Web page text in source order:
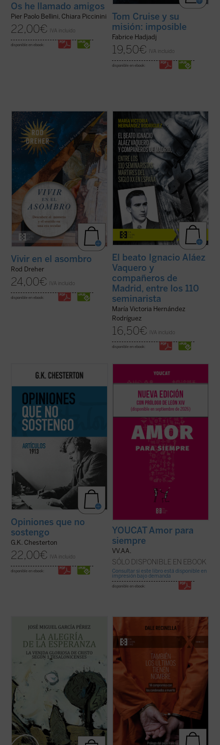
Os he llamado amigos
Pier Paolo Bellini, Chiara Piccinini
22,00€ IVA incluido
disponible en ebook:
Tom Cruise y su
misión: imposible
Fabrice Hadjadj
19,50€ IVA incluido
disponible en ebook:
Rod Dreher narra cómo Occidente fue
perdiendo su capacidad de asombrarse,
cómo se «desencantó», y muestra, con
ejemplos concretos y profundamente
humanos, que ese encantamiento no ha
desaparecido: simplemente hemos
olvidado el sentido de la ...
(ver ficha)
Vivir en el asombro
Rod Dreher
24,00€ IVA incluido
disponible en ebook:
La beatificación de estos 11 mártires, en
2026, coincide con el noventa aniversario
de la explosión sangrienta, en 1936, de la
persecución del siglo XX en España. La
postuladora de su Causa de beatificación
presenta aquí una breve pero ...
(ver ficha)
El beato Ignacio Aláez
Vaquero y
compañeros de
Madrid, entre los 110
seminarista
María Victoria Hernández
Rodríguez
16,50€ IVA incluido
disponible en ebook:
Esta publicación contiene artículos
dedicados a temas habituales como la
implicación en casos de corrupción del
gobierno británico marcó una diferencia en
(ver ficha)
Opiniones que no
sostengo
G.K. Chesterton
22,00€ IVA incluido
disponible en ebook:
Basado en casi mil preguntas de jóvenes
sacerdotes, matrimonios y teólogos, este
libro acompaña a la pareja antes, durante y
después de la preparación matrimonial,
ayudándola a reflexionar, ...(ver ficha)
YOUCAT Amor para
siempre
VV.AA.
SÓLO DISPONIBLE EN EBOOK
Consultar si este libro está disponible en
impresión bajo demanda
disponible en ebook:
que devuelve a la palabra paulina su
tonalidad originaria, abierta a la plenitud
cristológica, y que constituye una
esperanza cristiana como fuente de alegría
(ver ficha)
Recinella nos invita a ver lo que casi nadie
quiere mirar: el rostro humano detrás de
una sentencia, el clamor que ningún
tribunal alcanza a oír. Mientras el tiempo se
acerca a su final, él permanece junto ...
(ver
ficha)